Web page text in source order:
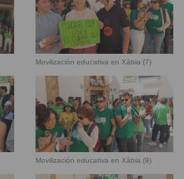
Movilización educativa en Xàbia (7)
Movilización educativa en Xàbia (9)